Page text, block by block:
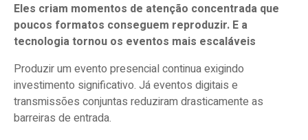
Eles criam momentos de atenção concentrada que
poucos formatos conseguem reproduzir. E a
tecnologia tornou os eventos mais escaláveis
Produzir um evento presencial continua exigindo
investimento significativo. Já eventos digitais e
transmissões conjuntas reduziram drasticamente as
barreiras de entrada.